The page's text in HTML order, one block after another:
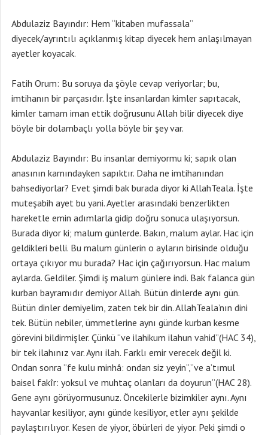
Abdulaziz Bayındır: Hem “kitaben mufassala”
diyecek/ayrıntılı açıklanmış kitap diyecek hem anlaşılmayan
ayetler koyacak.
Fatih Orum: Bu soruya da şöyle cevap veriyorlar; bu,
imtihanın bir parçasıdır. İşte insanlardan kimler sapıtacak,
kimler tamam iman ettik doğrusunu Allah bilir diyecek diye
böyle bir dolambaçlı yolla böyle bir şey var.
Abdulaziz Bayındır: Bu insanlar demiyormu ki; sapık olan
anasının karnındayken sapıktır. Daha ne imtihanından
bahsediyorlar? Evet şimdi bak burada diyor ki AllahTeala. İşte
muteşabih ayet bu yani. Ayetler arasındaki benzerlikten
hareketle emin adımlarla gidip doğru sonuca ulaşıyorsun.
Burada diyor ki; malum günlerde. Bakın, malum aylar. Hac için
geldikleri belli. Bu malum günlerin o ayların birisinde olduğu
ortaya çıkıyor mu burada? Hac için çağırıyorsun. Hac malum
aylarda. Geldiler. Şimdi iş malum günlere indi. Bak falanca gün
kurban bayramıdır demiyor Allah. Bütün dinlerde aynı gün.
Bütün dinler demiyelim, zaten tek bir din. AllahTeala’nın dini
tek. Bütün nebiler, ümmetlerine aynı günde kurban kesme
görevini bildirmişler. Çünkü “ve ilahikum ilahun vahid”(HAC 34),
bir tek ilahınız var. Aynı ilah. Farklı emir verecek değil ki.
Ondan sonra “fe kulu minhâ: ondan siz yeyin”,”ve a’tımul
baisel fakîr: yoksul ve muhtaç olanları da doyurun”(HAC 28).
Gene aynı görüyormusunuz. Öncekilerle bizimkiler aynı. Aynı
hayvanlar kesiliyor, aynı günde kesiliyor, etler aynı şekilde
paylaştırılıyor. Kesen de yiyor, öbürleri de yiyor. Peki şimdi o